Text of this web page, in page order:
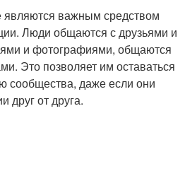
являются важным средством
Люди общаются с друзьями и
и фотографиями, общаются
Это позволяет им оставаться
сообщества, даже если они
друг от друга.